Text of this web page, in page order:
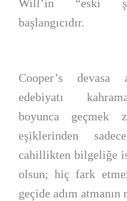
Will’in “eski
başlangıcıdır.
Cooper’s devasa
edebiyatı
boyunca geçmek
eşiklerinden
cahillikten bilgeliğe
olsun; hiç fark
geçide adım